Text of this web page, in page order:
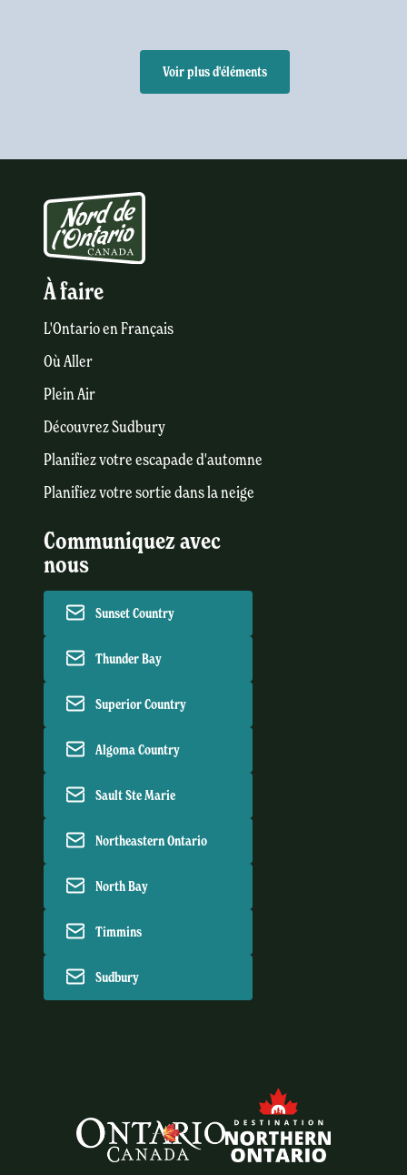
Voir plus d'éléments
À faire
L'Ontario en Français
Où Aller
Plein Air
Découvrez Sudbury
Planifiez votre escapade d'automne
Planifiez votre sortie dans la neige
Communiquez avec
nous
Sunset Country
Thunder Bay
Superior Country
Algoma Country
Sault Ste Marie
Northeastern Ontario
North Bay
Timmins
Sudbury